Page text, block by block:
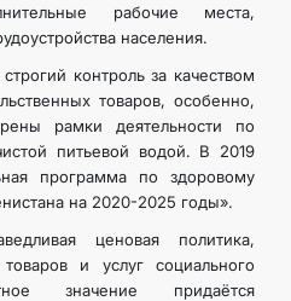
рабочие места,
населения.
контроль за качеством
товаров, особенно,
рамки деятельности по
питьевой водой. В 2019
программа по здоровому
на 2020-2025 годы».
ценовая политика,
и услуг социального
значение придаётся